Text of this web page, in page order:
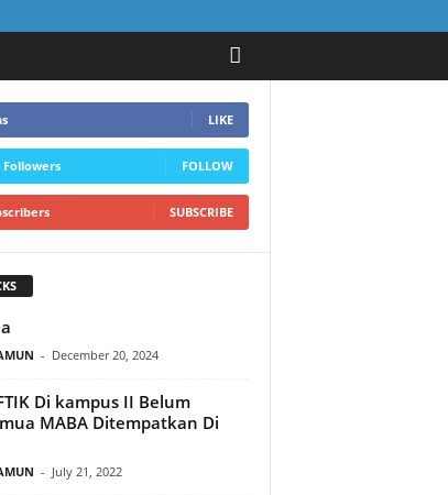
LIKE
Followers FOLLOW
SUBSCRIBE
- December 20, 2024
Di kampus II Belum
MABA Ditempatkan Di
- July 21, 2022